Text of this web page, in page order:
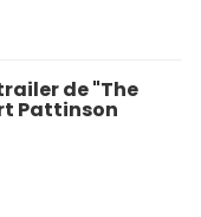
de "The
Pattinson